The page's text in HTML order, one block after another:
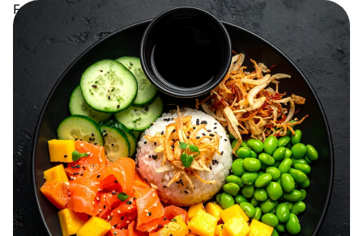
Formule Salade